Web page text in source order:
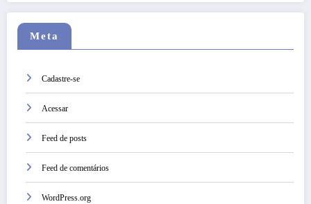
Meta
Cadastre-se
Acessar
Feed de posts
Feed de comentários
WordPress.org